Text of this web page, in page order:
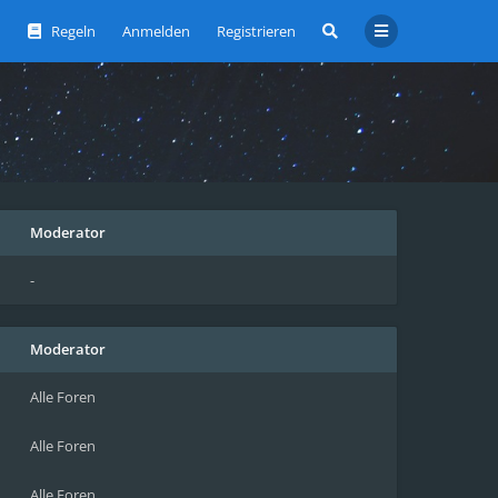
Regeln Anmelden Registrieren
Moderator
-
Moderator
Alle Foren
Alle Foren